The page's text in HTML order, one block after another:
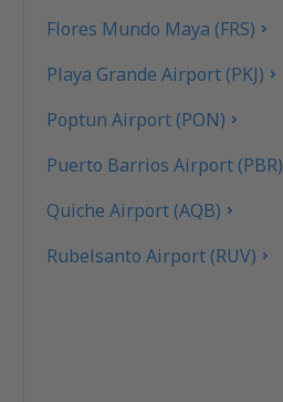
Flores Mundo Maya (FRS)
Playa Grande Airport (PKJ)
Poptun Airport (PON)
Puerto Barrios Airport (PBR)
Quiche Airport (AQB)
Rubelsanto Airport (RUV)